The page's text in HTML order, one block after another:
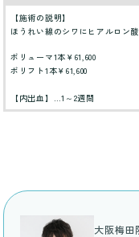
【施術の説明】
ほうれい線のシワにヒアルロン
ボリューマ1本￥61,600
ボリフト1本￥61,600
【内出血】…1～2週間
大阪梅田